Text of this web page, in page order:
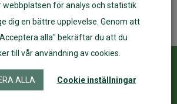
ÅF Login
webbplatsen för analys och statistik
dig en bättre upplevelse. Genom att
alla" bekräftar du att du
till vår användning av cookies.
ALLA Cookie inställningar